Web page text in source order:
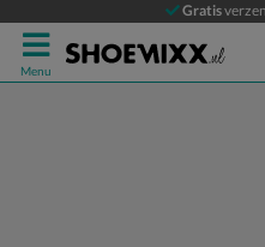
Gratis
Menu
adidas Galaxy 8
Klittenbandschoenen